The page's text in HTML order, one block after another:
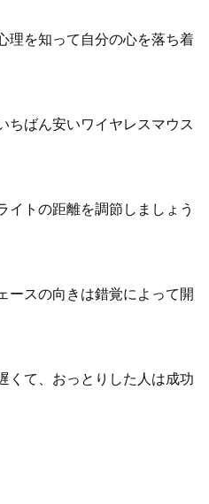
理を知って自分の心を落ち着
ちばん安いワイヤレスマウス
イトの距離を調節しましょう
ースの向きは錯覚によって開
くて、おっとりした人は成功